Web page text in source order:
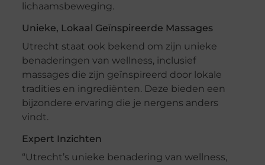
lichaamsbeweging.
Unieke, Lokaal Geïnspireerde Massages
Utrecht staat ook bekend om zijn unieke
benaderingen van wellness, inclusief
massages die zijn geïnspireerd door lokale
tradities en ingrediënten. Deze bieden een
bijzondere ervaring die je nergens anders
vindt.
Expert Inzichten
“Utrecht’s unieke benadering van wellness,